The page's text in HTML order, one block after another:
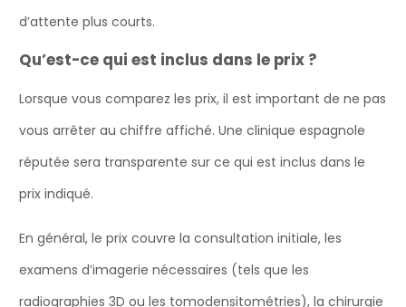
d’attente plus courts.
Qu’est-ce qui est inclus dans le prix ?
Lorsque vous comparez les prix, il est important de ne pas
vous arrêter au chiffre affiché. Une clinique espagnole
réputée sera transparente sur ce qui est inclus dans le
prix indiqué.
En général, le prix couvre la consultation initiale, les
examens d’imagerie nécessaires (tels que les
radiographies 3D ou les tomodensitométries), la chirurgie